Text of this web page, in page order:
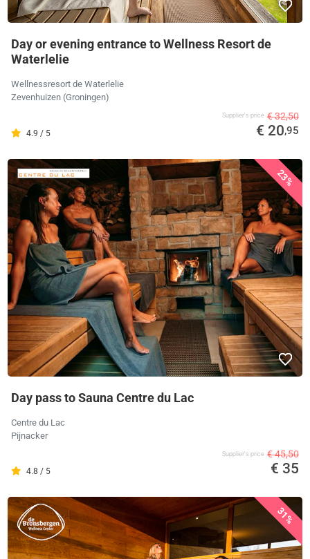
Day or evening entrance to Wellness Resort de
Waterlelie
Wellnessresort de Waterlelie
Zevenhuizen (Groningen)
4.9 / 5
Supplier's price € 32,50
€ 20,95
23%
Day pass to Sauna Centre du Lac
Centre du Lac
Pijnacker
4.8 / 5
Supplier's price € 45,50
€ 35
31%